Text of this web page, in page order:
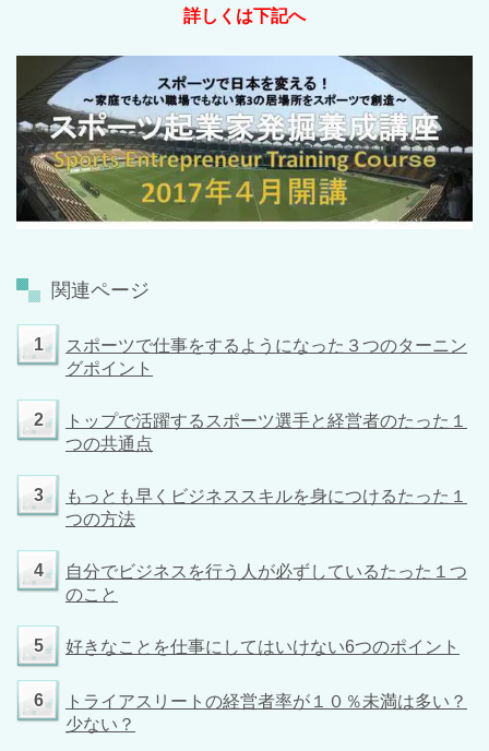
詳しくは下記へ
関連ページ
1
スポーツで仕事をするようになった３つのターニン
グポイント
2
トップで活躍するスポーツ選手と経営者のたった１
つの共通点
3
もっとも早くビジネススキルを身につけるたった１
つの方法
4
自分でビジネスを行う人が必ずしているたった１つ
のこと
5 好きなことを仕事にしてはいけない6つのポイント
6
トライアスリートの経営者率が１０％未満は多い？
少ない？